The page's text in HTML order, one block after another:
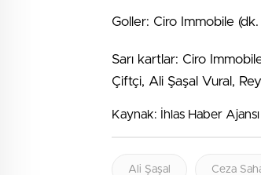
Goller: Ciro Immobile
Sarı kartlar: Ciro
Çiftçi, Ali Şaşal Vural,
Kaynak: İhlas Haber
Ali Şaşal Ceza